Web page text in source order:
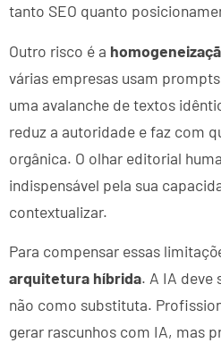
tanto SEO quanto
Outro risco é a
várias empresas usam
uma avalanche de textos
reduz a autoridade e faz com
orgânica. O olhar editorial
indispensável pela sua
contextualizar.
Para compensar essas
arquitetura híbrida. A IA deve
não como substituta.
gerar rascunhos com IA, mas